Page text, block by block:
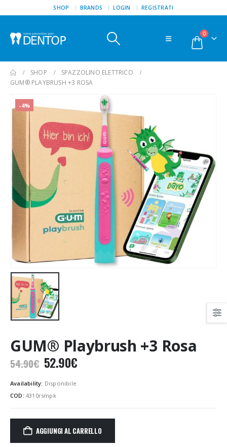
SHOP BRANDS LOGIN REGISTRATI
0
SHOP
SPAZZOLINO ELETTRICO
GUM® PLAYBRUSH +3 ROSA
-4%
GUM® Playbrush +3 Rosa
54.90€ Il
prezzo
originale
era:
54.90€.
52.90€Il
52.90€.
Availability: Disponibile
COD: 4310rsmpk
AGGIUNGI AL CARRELLO